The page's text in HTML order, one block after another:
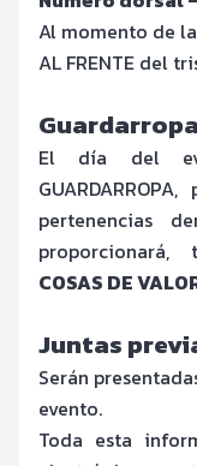
Al momento de
AL FRENTE del
Guardarropa
El día del
pertenencias
proporcionará,
COSAS DE
Juntas
Serán
evento.
Toda esta